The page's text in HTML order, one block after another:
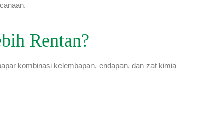
Rentan?
kombinasi kelembapan, endapan, dan zat kimia